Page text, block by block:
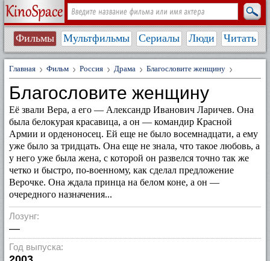
Фильмы Мультфильмы Сериалы Люди Читать
Главная Фильм Россия Драма Благословите женщину
Благословите женщину
Её звали Вера, а его — Александр Иванович Ларичев. Она
была белокурая красавица, а он — командир Красной
Армии и орденоносец. Ей еще не было восемнадцати, а ему
уже было за тридцать. Она еще не знала, что такое любовь, а
у него уже была жена, с которой он развелся точно так же
четко и быстро, по-военному, как сделал предложение
Верочке. Она ждала принца на белом коне, а он —
очередного назначения...
Лозунг:
—
Год выпуска: